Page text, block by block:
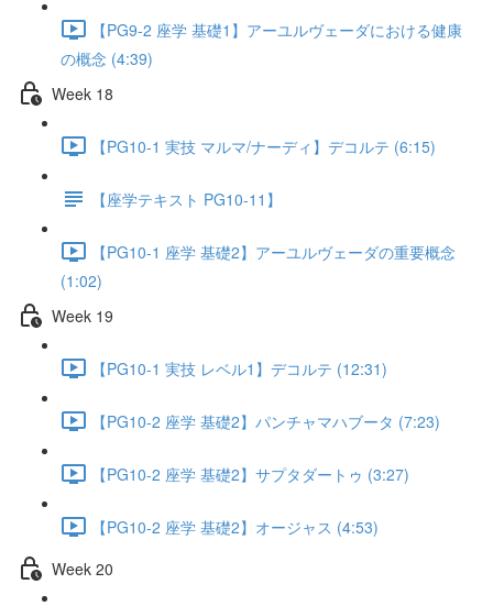
【PG9-2 座学 基礎1】アーユルヴェーダにおける健康
の概念 (4:39)
Week 18
【PG10-1 実技 マルマ/ナーディ】デコルテ (6:15)
【座学テキスト PG10-11】
【PG10-1 座学 基礎2】アーユルヴェーダの重要概念
(1:02)
Week 19
【PG10-1 実技 レベル1】デコルテ (12:31)
【PG10-2 座学 基礎2】パンチャマハブータ (7:23)
【PG10-2 座学 基礎2】サプタダートゥ (3:27)
【PG10-2 座学 基礎2】オージャス (4:53)
Week 20